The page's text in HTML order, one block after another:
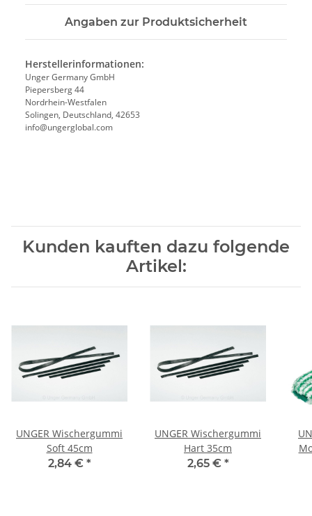
Angaben zur Produktsicherheit
Herstellerinformationen:
Unger Germany GmbH
Piepersberg 44
Nordrhein-Westfalen
Solingen, Deutschland, 42653
info@ungerglobal.com
Kunden kauften dazu folgende
Artikel:
UNGER Wischergummi
Soft 45cm
2,84 € *
UNGER Wischergummi
Hart 35cm
2,65 € *